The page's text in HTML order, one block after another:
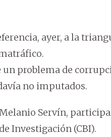
ayer, a la
problema de
no imputados.
Servín,
Investigación (CBI).